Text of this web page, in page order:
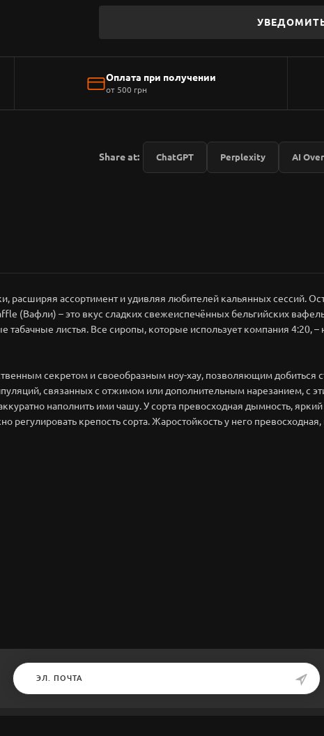
Оплата при получении
от 500 грн
Share at: ChatGPT Perplexity AI
расширяя ассортимент и удивляя любителей кальянных сессий.
(Вафли) – это вкус сладких свежеиспечённых бельгийских
листья. Все сиропы, которые использует компания 4:20,
секретом и своеобразным ноу-хау, позволяющим добиться
связанных с отжимом или дополнительным нарезанием, с
наполнить ими чашу. У сорта превосходная дымность, яркий
регулировать крепость сорта. Жаростойкость у него